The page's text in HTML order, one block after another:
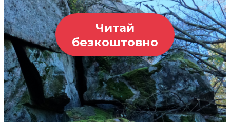
Читай
безкоштовно